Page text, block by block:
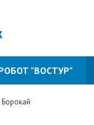
"ВОСТУР"
Борокай